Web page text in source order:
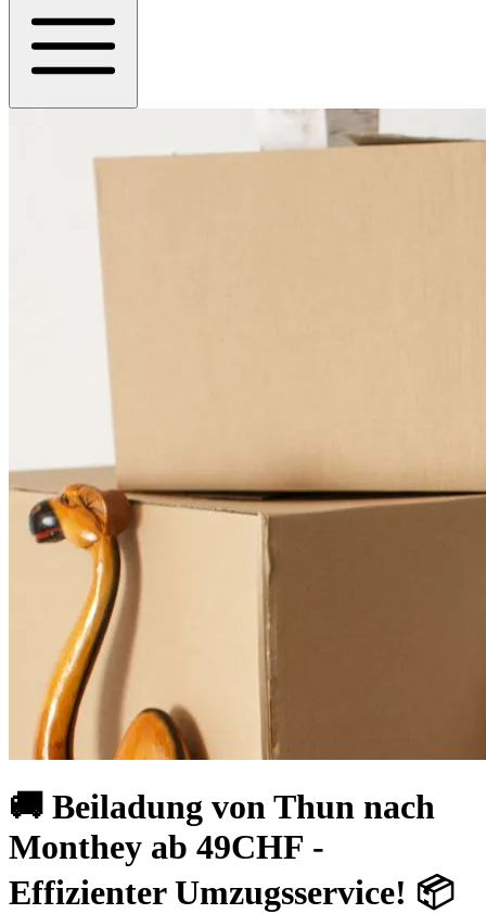
🚚 Beiladung von Thun nach
Monthey ab 49CHF -
Effizienter Umzugsservice! 📦